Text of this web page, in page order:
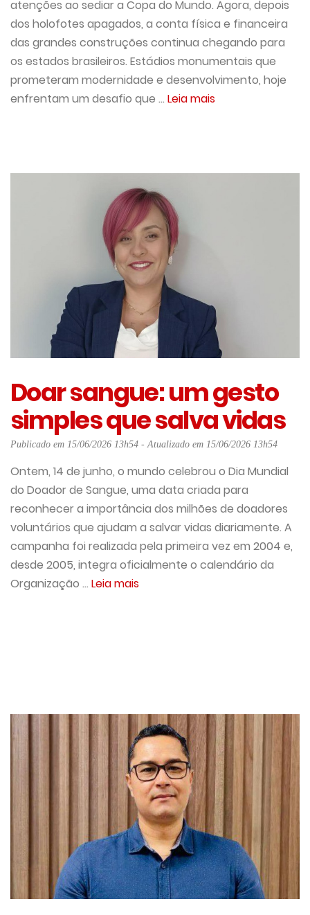
atenções ao sediar a Copa do Mundo. Agora, depois
dos holofotes apagados, a conta física e financeira
das grandes construções continua chegando para
os estados brasileiros. Estádios monumentais que
prometeram modernidade e desenvolvimento, hoje
enfrentam um desafio que ... Leia mais
Doar sangue: um gesto
simples que salva vidas
Publicado em 15/06/2026 13h54 - Atualizado em 15/06/2026 13h54
Ontem, 14 de junho, o mundo celebrou o Dia Mundial
do Doador de Sangue, uma data criada para
reconhecer a importância dos milhões de doadores
voluntários que ajudam a salvar vidas diariamente. A
campanha foi realizada pela primeira vez em 2004 e,
desde 2005, integra oficialmente o calendário da
Organização ... Leia mais